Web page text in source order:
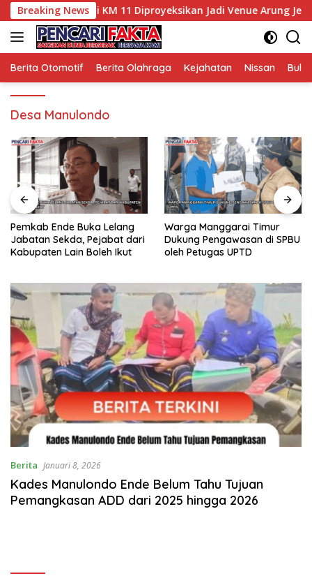
Langsung
ke
konten
Breaking News
Sungai KM 11 Diproyeksikan Jadi Venue Arung Jeram
Berita Otomotif Berita Olahraga Kejahatan Nissan
Desa Manulondo
Pemkab Ende Buka Lelang
Jabatan Sekda, Pejabat dari
Kabupaten Lain Boleh Ikut
Warga Manggarai Timur
Dukung Pengawasan di SPBU
oleh Petugas UPTD
Berita Januari 8, 2026
Kades Manulondo Ende Belum Tahu Tujuan
Pemangkasan ADD dari 2025 hingga 2026